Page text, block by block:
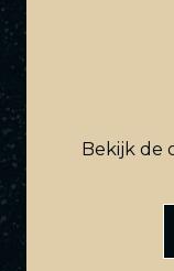
Bekijk de